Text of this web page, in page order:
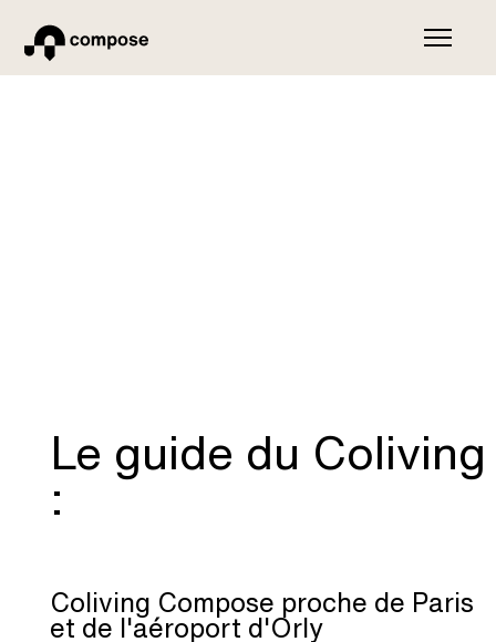
Le guide du Coliving
:
Coliving Compose proche de Paris
et de l'aéroport d'Orly